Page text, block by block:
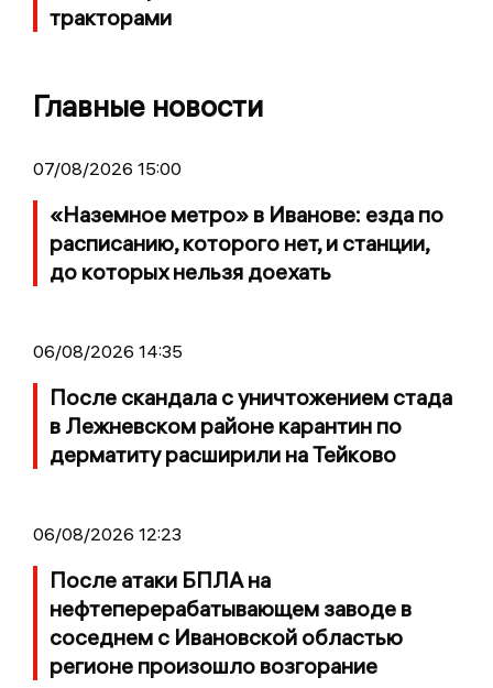
тракторами
Главные новости
07/08/2026 15:00
«Наземное метро» в Иванове: езда по
расписанию, которого нет, и станции,
до которых нельзя доехать
06/08/2026 14:35
После скандала с уничтожением стада
в Лежневском районе карантин по
дерматиту расширили на Тейково
06/08/2026 12:23
После атаки БПЛА на
нефтеперерабатывающем заводе в
соседнем с Ивановской областью
регионе произошло возгорание